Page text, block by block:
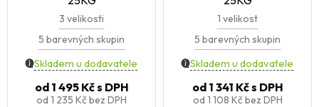
3 velikosti
5 barevných skupin
Skladem u dodavatele
od1 495 Kčs DPH
od 1 235 Kčbez DPH
1 velikost
5 barevných skupin
Skladem u dodavatele
od1 341 Kčs DPH
od 1 108 Kčbez DPH